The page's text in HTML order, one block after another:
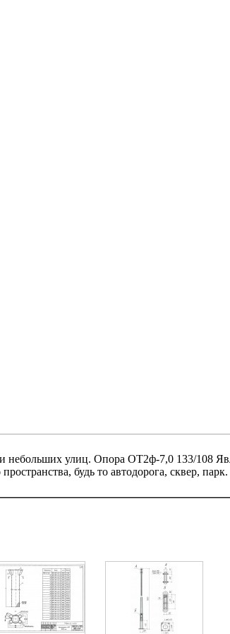
и небольших улиц. Опора ОТ2ф-7,0 133/108
будь то автодорога, сквер, парк.